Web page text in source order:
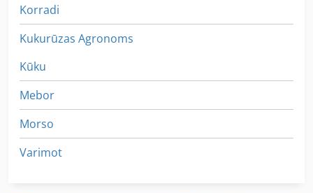
Korradi
Kukurūzas Agronoms
Kūku
Mebor
Morso
Varimot